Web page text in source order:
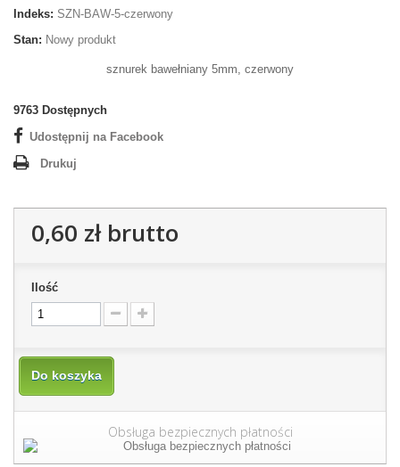
Indeks: SZN-BAW-5-czerwony
Stan: Nowy produkt
sznurek bawełniany 5mm, czerwony
9763 Dostępnych
Udostępnij na Facebook
Drukuj
0,60 złbrutto
Ilość
Do koszyka
Obsługa bezpiecznych płatności